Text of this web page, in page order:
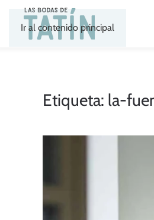
Ir al contenido principal
Etiqueta: la-